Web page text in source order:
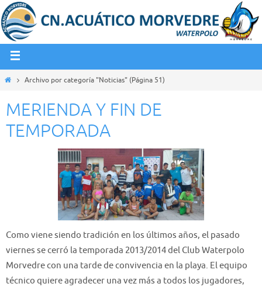
Archivo por categoría "Noticias" (Página 51)
MERIENDA Y FIN DE
TEMPORADA
Como viene siendo tradición en los últimos años, el pasado
viernes se cerró la temporada 2013/2014 del Club Waterpolo
Morvedre con una tarde de convivencia en la playa. El equipo
técnico quiere agradecer una vez más a todos los jugadores,